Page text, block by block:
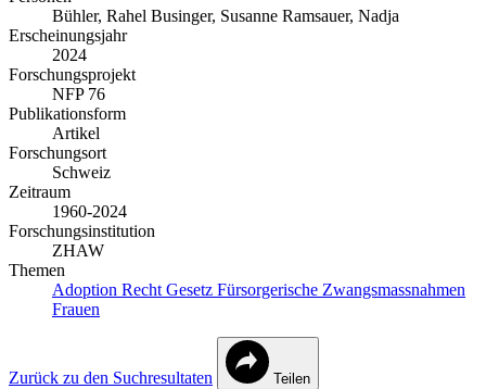
Bühler, Rahel Businger, Susanne Ramsauer, Nadja
Erscheinungsjahr
2024
Forschungsprojekt
NFP 76
Publikationsform
Artikel
Forschungsort
Schweiz
Zeitraum
1960-2024
Forschungsinstitution
ZHAW
Themen
Adoption Recht Gesetz Fürsorgerische Zwangsmassnahmen
Frauen
Zurück zu den Suchresultaten Teilen